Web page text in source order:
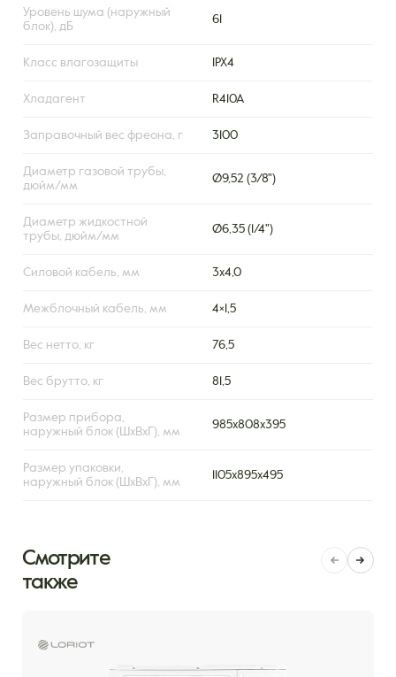
Уровень шума (наружный
блок), дБ
61
Класс влагозащиты IPX4
Хладагент R410A
Заправочный вес фреона, г 3100
Диаметр газовой трубы,
дюйм/мм
Ø9,52 (3/8")
Диаметр жидкостной
трубы, дюйм/мм
Ø6,35 (1/4")
Силовой кабель, мм 3x4,0
Межблочный кабель, мм 4×1,5
Вес нетто, кг 76,5
Вес брутто, кг 81,5
Размер прибора,
наружный блок (ШxВxГ), мм
985x808x395
Размер упаковки,
наружный блок (ШxВxГ), мм
1105x895x495
Смотрите
также